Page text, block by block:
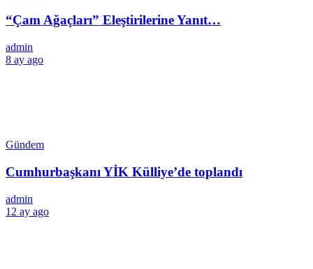
“Çam Ağaçları” Eleştirilerine Yanıt…
admin
8 ay ago
Gündem
Cumhurbaşkanı YİK Külliye’de toplandı
admin
12 ay ago